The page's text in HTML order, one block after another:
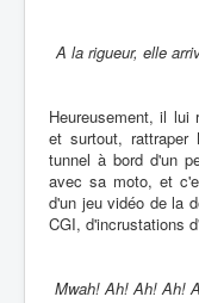
A la rigueur, elle
Heureusement, il lui
et surtout,
tunnel à bord d'un
avec sa moto, et
d'un jeu vidéo de la
CGI, d'incrustations
Mwah! Ah! Ah! Ah!